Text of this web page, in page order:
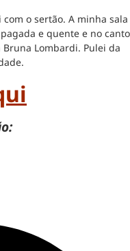
o sertão. A minha sala
e quente e no canto
Lombardi. Pulei da